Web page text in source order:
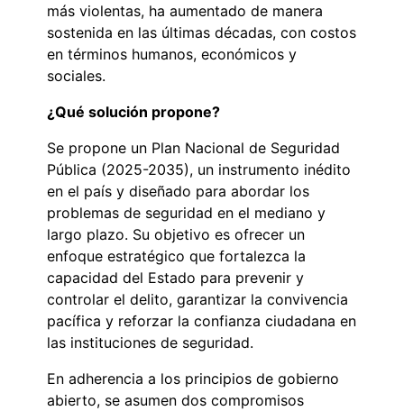
más violentas, ha aumentado de manera
sostenida en las últimas décadas, con costos
en términos humanos, económicos y
sociales.
¿Qué solución propone?
Se propone un Plan Nacional de Seguridad
Pública (2025-2035), un instrumento inédito
en el país y diseñado para abordar los
problemas de seguridad en el mediano y
largo plazo. Su objetivo es ofrecer un
enfoque estratégico que fortalezca la
capacidad del Estado para prevenir y
controlar el delito, garantizar la convivencia
pacífica y reforzar la confianza ciudadana en
las instituciones de seguridad.
En adherencia a los principios de gobierno
abierto, se asumen dos compromisos